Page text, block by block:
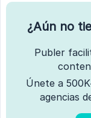
¿Aún no
Publer
Únete a
agencias